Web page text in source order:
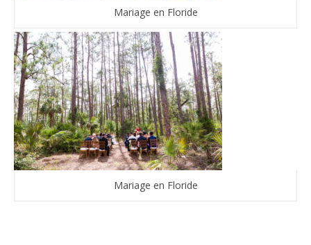
Mariage en Floride
Mariage en Floride